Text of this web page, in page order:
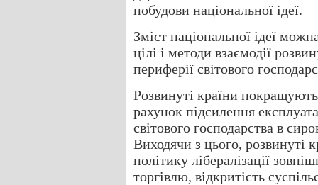
побудови національної ідеї.
Зміст національної ідеї
цілі і методи взаємодії
периферії світового
Розвинуті країни
рахунок підсилення
світового господарства в
Виходячи з цього, розвинуті
політику лібералізації
торгівлю, відкритість